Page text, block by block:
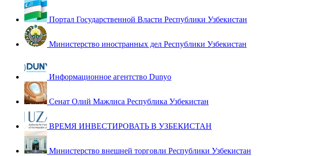
Портал Государственной Власти Республики Узбекистан
Министерство иностранных дел Республики Узбекистан
Информационное агентство Dunyo
Сенат Олий Мажлиса Республика Узбекистан
ВРЕМЯ ИНВЕСТИРОВАТЬ В УЗБЕКИСТАН
Министерство внешней торговли Республики Узбекистан